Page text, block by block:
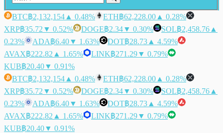
BTC฿2,132,154 ▲ 0.48% ETH฿62,228.00 ▲ 0.28%
XRP฿35.72 ▼ 0.52% DOGE฿2.34▼ 0.30% SOL฿2,458.76 ▲
0.23%
ADA฿6.40▼ 1.63% DOT฿28.73 ▲ 4.59%
AVAX฿222.82 ▲ 1.65% LINK฿271.29▼ 0.79%
KUB฿20.40▼ 0.91%
BTC฿2,132,154 ▲ 0.48% ETH฿62,228.00 ▲ 0.28%
XRP฿35.72 ▼ 0.52% DOGE฿2.34▼ 0.30% SOL฿2,458.76 ▲
0.23%
ADA฿6.40▼ 1.63% DOT฿28.73 ▲ 4.59%
AVAX฿222.82 ▲ 1.65% LINK฿271.29▼ 0.79%
KUB฿20.40▼ 0.91%